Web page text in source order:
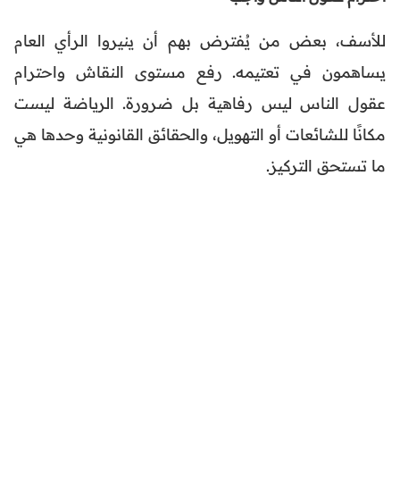
للأسف، بعض من يُفترض بهم أن ينيروا الرأي العام
يساهمون في تعتيمه. رفع مستوى النقاش واحترام
عقول الناس ليس رفاهية بل ضرورة. الرياضة ليست
مكانًا للشائعات أو التهويل، والحقائق القانونية وحدها هي
ما تستحق التركيز.